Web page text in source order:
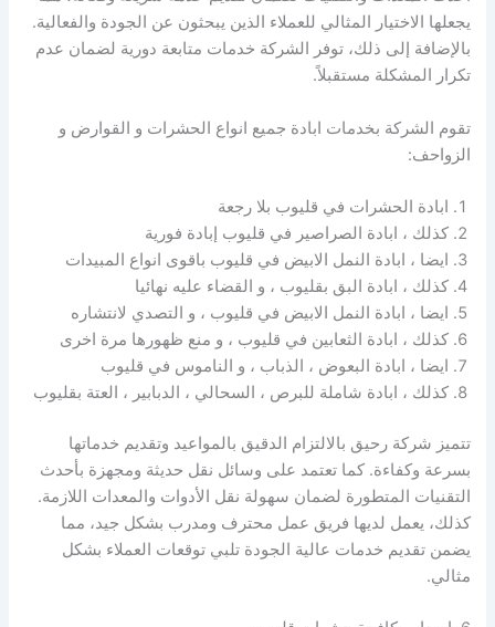
يجعلها الاختيار المثالي للعملاء الذين يبحثون عن الجودة والفعالية.
بالإضافة إلى ذلك، توفر الشركة خدمات متابعة دورية لضمان عدم
تكرار المشكلة مستقبلاً.
تقوم الشركة بخدمات ابادة جميع انواع الحشرات و القوارض و
الزواحف:
ابادة الحشرات في قليوب بلا رجعة
كذلك ، ابادة الصراصير في قليوب إبادة فورية
ايضا ، ابادة النمل الابيض في قليوب باقوى انواع المبيدات
كذلك ، ابادة البق بقليوب ، و القضاء عليه نهائيا
ايضا ، ابادة النمل الابيض في قليوب ، و التصدي لانتشاره
كذلك ، ابادة الثعابين في قليوب ، و منع ظهورها مرة اخرى
ايضا ، ابادة البعوض ، الذباب ، و الناموس في قليوب
كذلك ، ابادة شاملة للبرص ، السحالي ، الدبابير ، العتة بقليوب
تتميز شركة رحيق بالالتزام الدقيق بالمواعيد وتقديم خدماتها
بسرعة وكفاءة. كما تعتمد على وسائل نقل حديثة ومجهزة بأحدث
التقنيات المتطورة لضمان سهولة نقل الأدوات والمعدات اللازمة.
كذلك، يعمل لديها فريق عمل محترف ومدرب بشكل جيد، مما
يضمن تقديم خدمات عالية الجودة تلبي توقعات العملاء بشكل
مثالي.